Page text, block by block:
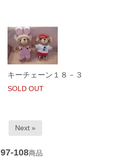
キーチェーン１８－３
SOLD OUT
Next »
97-108商品